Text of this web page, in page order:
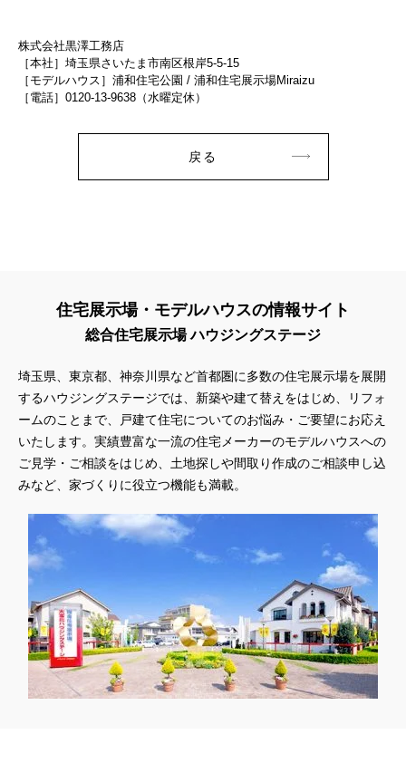
株式会社黒澤工務店
［本社］埼玉県さいたま市南区根岸5-5-15
［モデルハウス］浦和住宅公園 / 浦和住宅展示場Miraizu
［電話］0120-13-9638（水曜定休）
戻る
住宅展示場・モデルハウスの情報サイト
総合住宅展示場 ハウジングステージ
埼玉県、東京都、神奈川県など首都圏に多数の住宅展示場を展開
するハウジングステージでは、新築や建て替えをはじめ、リフォ
ームのことまで、戸建て住宅についてのお悩み・ご要望にお応え
いたします。実績豊富な一流の住宅メーカーのモデルハウスへの
ご見学・ご相談をはじめ、土地探しや間取り作成のご相談申し込
みなど、家づくりに役立つ機能も満載。